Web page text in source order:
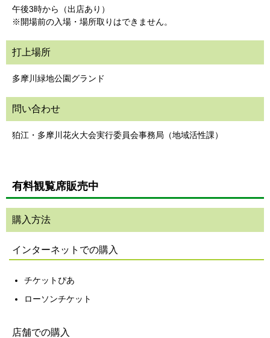
午後3時から（出店あり）
※開場前の入場・場所取りはできません。
打上場所
多摩川緑地公園グランド
問い合わせ
狛江・多摩川花火大会実行委員会事務局（地域活性課）
有料観覧席販売中
購入方法
インターネットでの購入
チケットぴあ
ローソンチケット
店舗での購入